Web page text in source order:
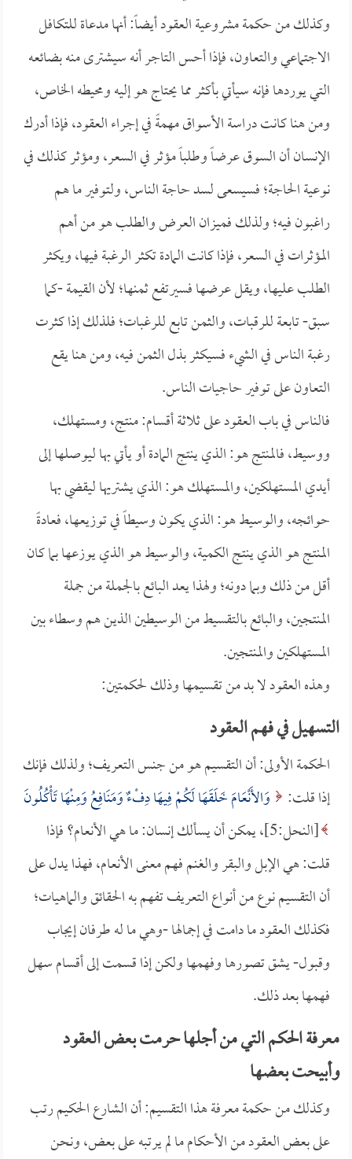
وكذلك من حكمة مشروعية العقود أيضاً: أنها مدعاة للتكافل
الاجتماعي والتعاون، فإذا أحس التاجر أنه سيشترى منه بضائعه
التي يوردها فإنه سيأتي بأكثر مما يحتاج هو إليه ومحيطه الخاص،
ومن هنا كانت دراسة الأسواق مهمةً في إجراء العقود، فإذا أدرك
الإنسان أن السوق عرضاً وطلباً مؤثر في السعر، ومؤثر كذلك في
نوعية الحاجة؛ فسيسعى لسد حاجة الناس، ولتوفير ما هم
راغبون فيه؛ ولذلك فميزان العرض والطلب هو من أهم
المؤثرات في السعر، فإذا كانت المادة تكثر الرغبة فيها، ويكثر
الطلب عليها، ويقل عرضها فسيرتفع ثمنها؛ لأن القيمة -كما
سبق- تابعة للرقبات، والثمن تابع للرغبات؛ فلذلك إذا كثرت
رغبة الناس في الشيء فسيكثر بذل الثمن فيه، ومن هنا يقع
التعاون على توفير حاجيات الناس.
فالناس في باب العقود على ثلاثة أقسام: منتج، ومستهلك،
ووسيط، فالمنتج هو: الذي ينتج المادة أو يأتي بها ليوصلها إلى
أيدي المستهلكين، والمستهلك هو: الذي يشتريها ليقضي بها
حوائجه، والوسيط هو: الذي يكون وسيطاً في توزيعها، فعادةً
المنتج هو الذي ينتج الكمية، والوسيط هو الذي يوزعها بما كان
أقل من ذلك وبما دونه؛ ولهذا يعد البائع بالجملة من جملة
المنتجين، والبائع بالتقسيط من الوسيطين الذين هم وسطاء بين
المستهلكين والمنتجين.
وهذه العقود لا بد من تقسيمها وذلك لحكمتين:
التسهيل في فهم العقود
الحكمة الأولى: أن التقسيم هو من جنس التعريف؛ ولذلك فإنك
إذا قلت:
وَالأَنْعَامَ خَلَقَهَا لَكُمْ فِيهَا دِفْءٌ وَمَنَافِعُ وَمِنْهَا تَأْكُلُونَ
[النحل:5]، يمكن أن يسألك إنسان: ما هي الأنعام؟ فإذا
قلت: هي الإبل والبقر والغنم فهم معنى الأنعام، فهذا يدل على
أن التقسيم نوع من أنواع التعريف تفهم به الحقائق والماهيات؛
فكذلك العقود ما دامت في إجمالها -وهي ما له طرفان إيجاب
وقبول- يشق تصورها وفهمها ولكن إذا قسمت إلى أقسام سهل
فهمها بعد ذلك.
معرفة الحكم التي من أجلها حرمت بعض العقود
وأبيحت بعضها
وكذلك من حكمة معرفة هذا التقسيم: أن الشارع الحكيم رتب
على بعض العقود من الأحكام ما لم يرتبه على بعض، ونحن